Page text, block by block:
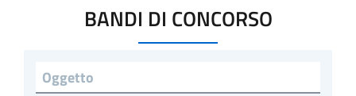
BANDI DI CONCORSO
Titolo